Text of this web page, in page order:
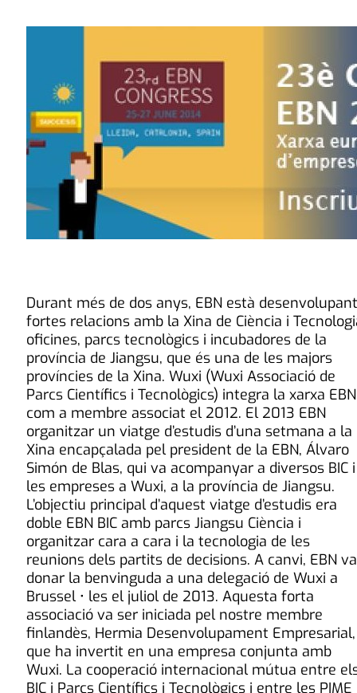
Durant més de dos anys, EBN està desenvolupant
fortes relacions amb la Xina de Ciència i
oficines, parcs tecnològics i incubadores de la
província de Jiangsu, que és una de les majors
províncies de la Xina. Wuxi (Wuxi Associació de
Parcs Científics i Tecnològics) integra la xarxa EBN
com a membre associat el 2012. El 2013 EBN
organitzar un viatge d’estudis d’una setmana a la
Xina encapçalada pel president de la EBN, Álvaro
Simón de Blas, qui va acompanyar a diversos BIC i
les empreses a Wuxi, a la província de Jiangsu.
L’objectiu principal d’aquest viatge d’estudis era
doble EBN BIC amb parcs Jiangsu Ciència i
organitzar cara a cara i la tecnologia de les
reunions dels partits de decisions. A canvi, EBN va
donar la benvinguda a una delegació de Wuxi a
Brussel • les el juliol de 2013. Aquesta forta
associació va ser iniciada pel nostre membre
finlandès, Hermia Desenvolupament Empresarial,
que ha invertit en una empresa conjunta amb
Wuxi. La cooperació internacional mútua entre
BIC i Parcs Científics i Tecnològics i entre les PIME